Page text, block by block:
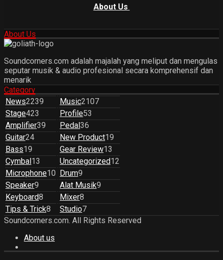
About Us
About Us
Soundcorners.com adalah majalah yang meliput dan mengulas
seputar musik & audio profesional secara komprehensif dan
menarik
Category
News2239 Music2107
Stage423 Profile53
Amplifier39 Pedal36
Guitar24 New Product19
Bass19 Gear Review13
Cymbal13 Uncategorized12
Microphone10 Drum9
Speaker9 Alat Musik9
Keyboard8 Mixer8
Tips & Trick8 Studio7
Soundcorners.com. All Rights Reserved
About us